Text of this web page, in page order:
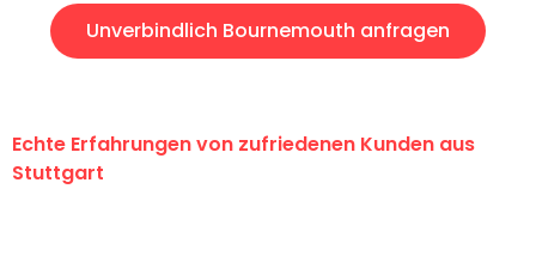
Unverbindlich Bournemouth anfragen
Echte Erfahrungen von zufriedenen Kunden aus
Stuttgart